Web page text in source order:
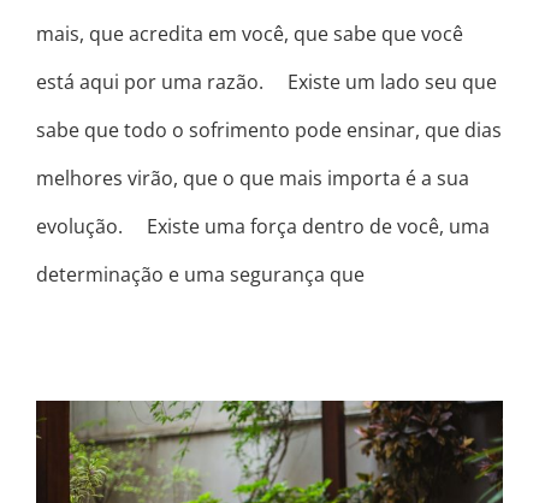
mais, que acredita em você, que sabe que você
está aqui por uma razão. ⠀ Existe um lado seu que
sabe que todo o sofrimento pode ensinar, que dias
melhores virão, que o que mais importa é a sua
evolução. ⠀ Existe uma força dentro de você, uma
determinação e uma segurança que